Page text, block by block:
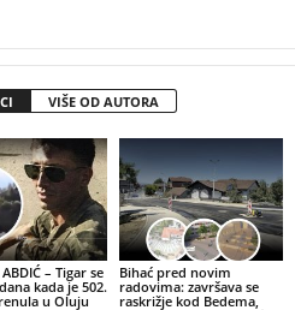
VIŠE OD AUTORA
ABDIĆ – Tigar se
kada je 502.
u Oluju
Bihać pred novim
radovima: završava se
raskrižje kod Bedema,